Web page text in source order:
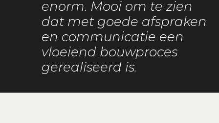
enorm. Mooi om te zien
dat met goede afspraken
en communicatie een
vloeiend bouwproces
gerealiseerd is.